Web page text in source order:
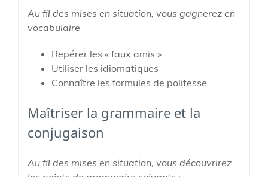
Au fil des mises en situation, vous gagnerez en
vocabulaire
Repérer les « faux amis »
Utiliser les idiomatiques
Connaître les formules de politesse
Maîtriser la grammaire et la
conjugaison
Au fil des mises en situation, vous découvrirez